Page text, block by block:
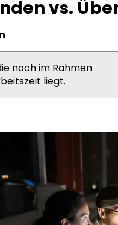
vs.
noch im Rahmen
liegt.